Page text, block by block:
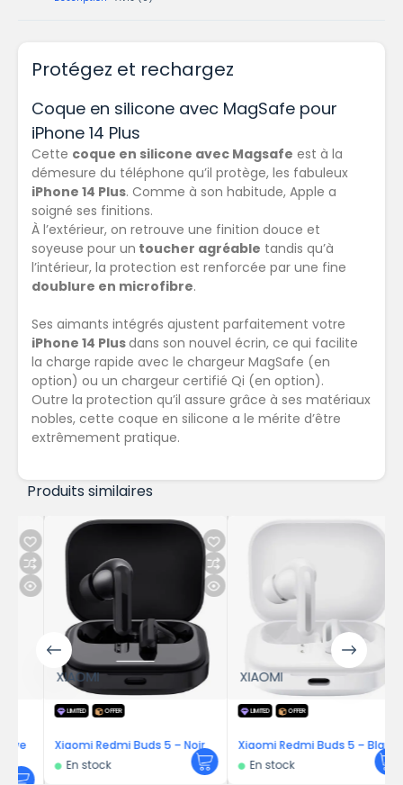
Protégez et rechargez
Coque en silicone avec MagSafe pour
iPhone 14 Plus
Cette coque en silicone avec Magsafe est à la
démesure du téléphone qu’il protège, les fabuleux
iPhone 14 Plus. Comme à son habitude, Apple a
soigné ses finitions.
À l’extérieur, on retrouve une finition douce et
soyeuse pour un toucher agréable tandis qu’à
l’intérieur, la protection est renforcée par une fine
doublure en microfibre.
Ses aimants intégrés ajustent parfaitement votre
iPhone 14 Plusdans son nouvel écrin, ce qui facilite
la charge rapide avec le chargeur MagSafe (en
option) ou un chargeur certifié Qi (en option).
Outre la protection qu’il assure grâce à ses matériaux
nobles, cette coque en silicone a le mérite d’être
extrêmement pratique.
Produits similaires
XIAOMI
LIMITED OFFER
Xiaomi Redmi Buds 5 – Noir
En stock
XIAOMI
LIMITED OFFER
Xiaomi Redmi Buds 5 – Blanc
En stock